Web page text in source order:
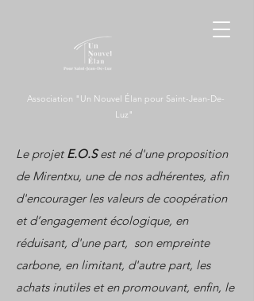
Association "Un Nouvel Élan pour Saint-Jean-De-
Luz"
Le projetE.O.Sest né d'une proposition
de Mirentxu, une de nos adhérentes, afin
d'encourager les valeurs de coopération
et d’engagement écologique, en
réduisant, d'une part, son empreinte
carbone, en limitant, d'autre part, les
achats inutiles et en promouvant, enfin, le